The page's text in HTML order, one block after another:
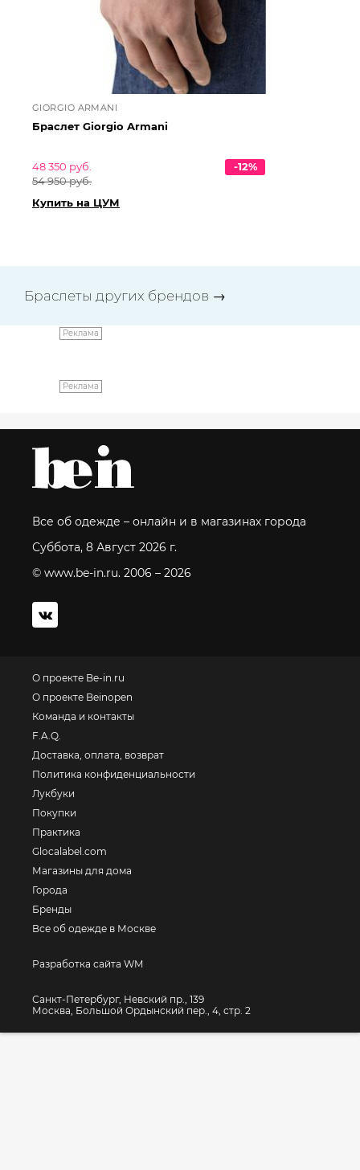
GIORGIO ARMANI
Браслет Giorgio Armani
48 350 руб.
54 950 руб.
-12%
Купить на ЦУМ
Браслеты других брендов →
Реклама
Реклама
Все об одежде – онлайн и в магазинах города
Суббота, 8 Август 2026 г.
© www.be-in.ru. 2006 – 2026
О проекте Be-in.ru
О проекте Beinopen
Команда и контакты
F.A.Q.
Доставка, оплата, возврат
Политика конфиденциальности
Лукбуки
Покупки
Практика
Glocalabel.com
Магазины для дома
Города
Бренды
Все об одежде в Москве
Разработка сайта WM
Санкт-Петербург, Невский пр., 139
Москва, Большой Ордынский пер., 4, стр. 2